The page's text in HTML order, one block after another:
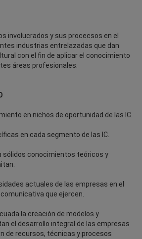
involucrados y sus procecsos en el
industrias entrelazadas que dan
con el fin de aplicar el conocimiento
áreas profesionales.
en nichos de oportunidad de las IC.
en cada segmento de las IC.
sólidos conocimientos teóricos y
actuales de las empresas en el
que ejercen.
la creación de modelos y
el desarrollo integral de las empresas
de recursos, técnicas y procesos